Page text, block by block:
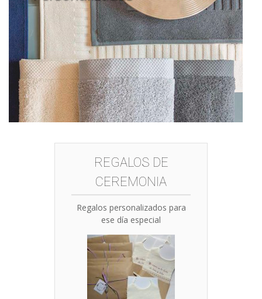
REGALOS DE
CEREMONIA
Regalos personalizados para
ese día especial